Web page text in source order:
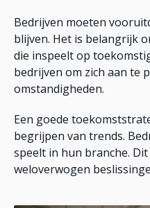
Bedrijven moeten
blijven. Het is belangrijk
die inspeelt op
bedrijven om zich aan te
omstandigheden.
Een goede
begrijpen van trends.
speelt in hun branche.
weloverwogen